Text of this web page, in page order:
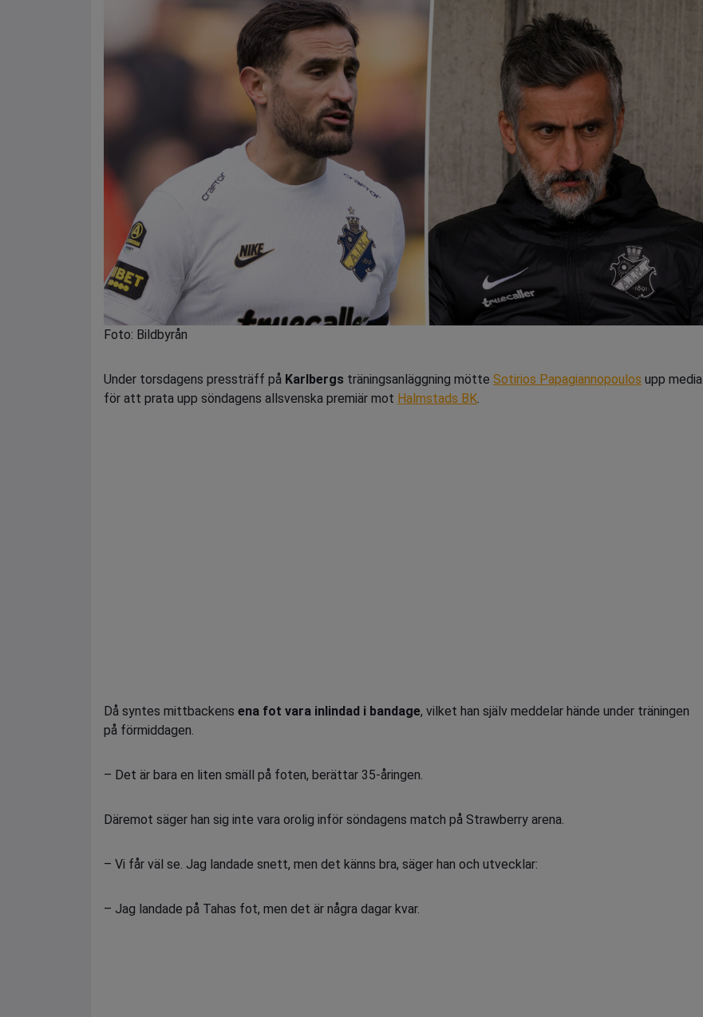
Foto: Bildbyrån
Under torsdagens pressträff på Karlbergs träningsanläggning mötte Sotirios Papagiannopoulos upp media
för att prata upp söndagens allsvenska premiär mot Halmstads BK.
Då syntes mittbackens ena fot vara inlindad i bandage, vilket han själv meddelar hände under träningen
på förmiddagen.
– Det är bara en liten smäll på foten, berättar 35-åringen.
Däremot säger han sig inte vara orolig inför söndagens match på Strawberry arena.
– Vi får väl se. Jag landade snett, men det känns bra, säger han och utvecklar:
– Jag landade på Tahas fot, men det är några dagar kvar.